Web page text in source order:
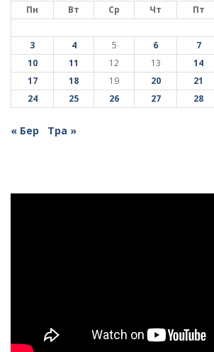
Пн Вт Ср Чт Пт
3
4 5 6 7
10
11 12 13 14
17
18 19 20 21
24
25 26 27 28
« Бер Тра »